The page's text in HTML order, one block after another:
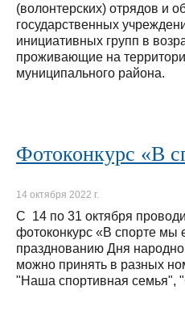
(волонтерских) отрядов и
государственных
инициативных групп в
проживающие на
муниципального района.
Фотоконкурс «В
14 октября 2022 г.
С 14 по 31 октября
фотоконкурс «В спорте мы
празднованию Дня
можно принять в разных
"Наша спортивная семья",